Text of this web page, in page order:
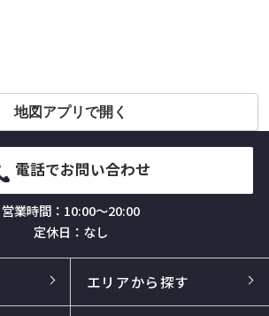
地図アプリで開く
電話でお問い合わせ
営業時間：10:00～20:00
定休日：なし
エリアから探す